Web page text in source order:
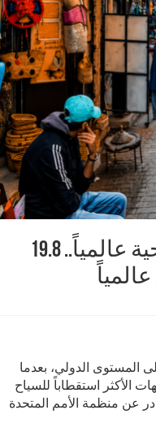
المغرب يدخل نادي كبار الوجهات السياحية عالمياً.. 19.8
المستوى الدولي، بعدما
الأكثر استقطاباً للسياح
عن منظمة الأمم المتحدة